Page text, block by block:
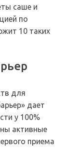
саше и
по
10 таких
для
дает
у 100%
активные
приема